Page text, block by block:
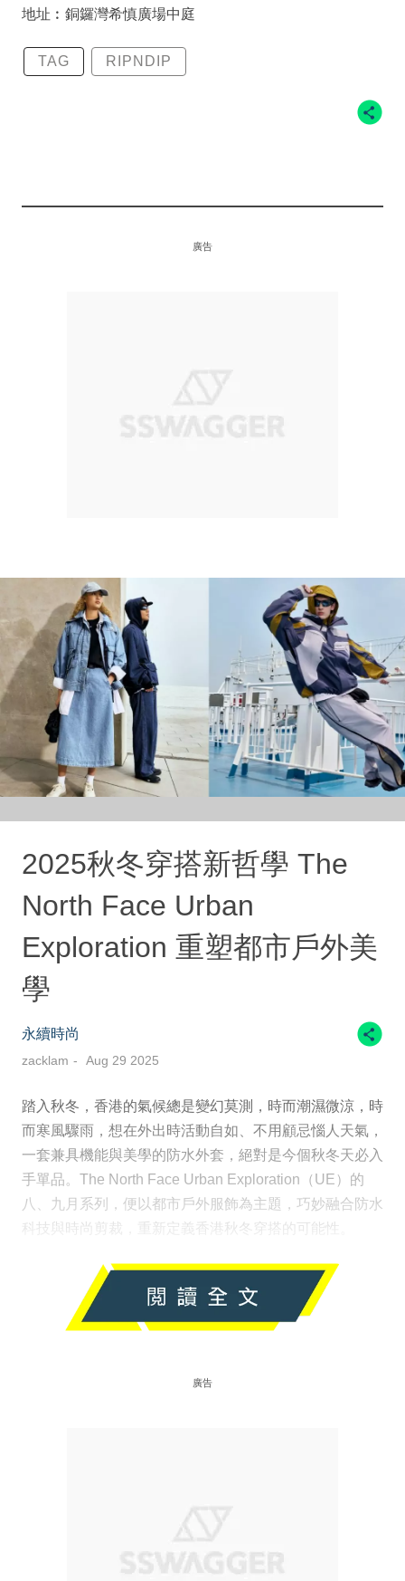
地址︰銅鑼灣希慎廣場中庭
TAG RIPNDIP
廣告
2025秋冬穿搭新哲學 The
North Face Urban
Exploration 重塑都市戶外美
學
永續時尚
zacklam Aug 29 2025
踏入秋冬，香港的氣候總是變幻莫測，時而潮濕微涼，時
而寒風驟雨，想在外出時活動自如、不用顧忌惱人天氣，
一套兼具機能與美學的防水外套，絕對是今個秋冬天必入
手單品。The North Face Urban Exploration（UE）的
八、九月系列，便以都市戶外服飾為主題，巧妙融合防水
科技與時尚剪裁，重新定義香港秋冬穿搭的可能性。
廣告